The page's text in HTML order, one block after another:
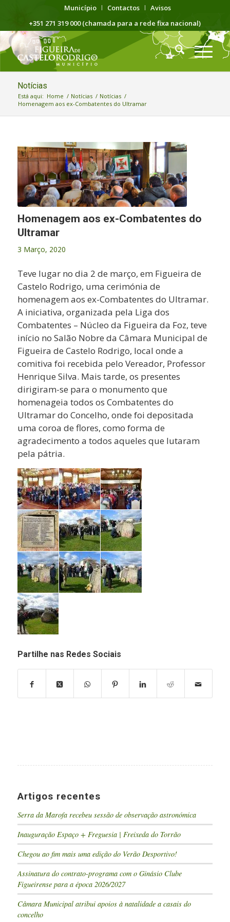
Município Contactos
Avisos
+351 271 319 000 (chamada para a rede fixa nacional)
Notícias
Está aqui: Home / Notícias / Notícias /
Homenagem aos ex-Combatentes do Ultramar
Homenagem aos ex-Combatentes do
Ultramar
3 Março, 2020
Teve lugar no dia 2 de março, em Figueira de
Castelo Rodrigo, uma cerimónia de
homenagem aos ex-Combatentes do Ultramar.
A iniciativa, organizada pela Liga dos
Combatentes – Núcleo da Figueira da Foz, teve
início no Salão Nobre da Câmara Municipal de
Figueira de Castelo Rodrigo, local onde a
comitiva foi recebida pelo Vereador, Professor
Henrique Silva. Mais tarde, os presentes
dirigiram-se para o monumento que
homenageia todos os Combatentes do
Ultramar do Concelho, onde foi depositada
uma coroa de flores, como forma de
agradecimento a todos aqueles que lutaram
pela pátria.
Partilhe nas Redes Sociais
Artigos recentes
Serra da Marofa recebeu sessão de observação astronómica
Inauguração Espaço + Freguesia | Freixeda do Torrão
Chegou ao fim mais uma edição do Verão Desportivo!
Assinatura do contrato-programa com o Ginásio Clube
Figueirense para a época 2026/2027
Câmara Municipal atribui apoios à natalidade a casais do
concelho